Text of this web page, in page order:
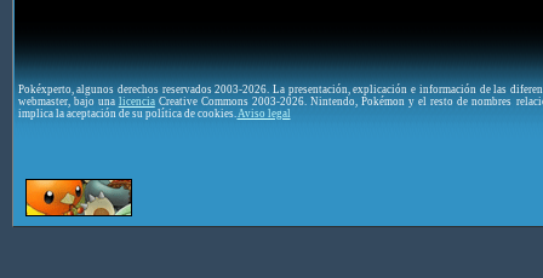
Pokéxperto, algunos derechos reservados 2003-2026. La presentación, explicación e información de las
webmaster, bajo una licenciaCreative Commons 2003-2026. Nintendo, Pokémon y el resto de nombres
implica la aceptación de su política de cookies. Aviso legal